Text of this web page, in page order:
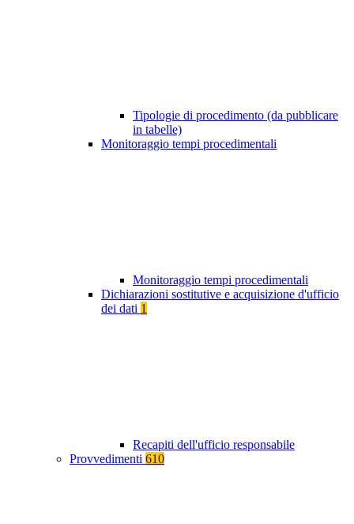
Tipologie di procedimento (da pubblicare
in tabelle)
Monitoraggio tempi procedimentali
Monitoraggio tempi procedimentali
Dichiarazioni sostitutive e acquisizione d'ufficio
dei dati 1
Recapiti dell'ufficio responsabile
Provvedimenti 610